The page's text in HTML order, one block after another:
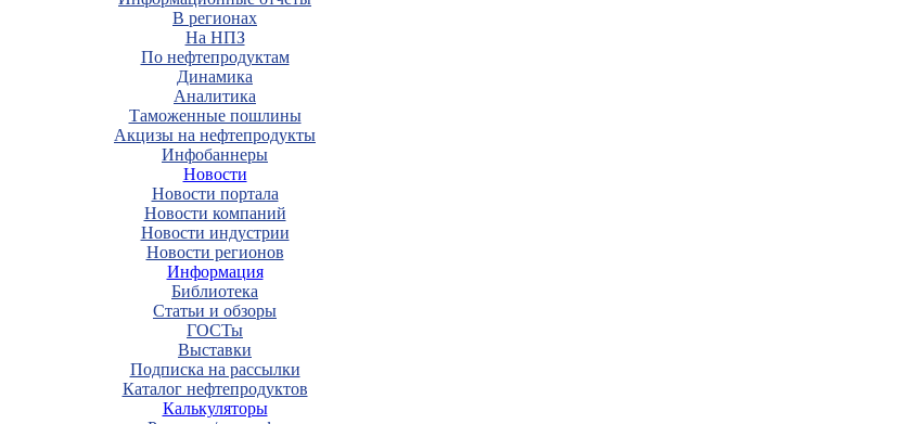
В регионах
На НПЗ
По нефтепродуктам
Динамика
Аналитика
Таможенные пошлины
Акцизы на нефтепродукты
Инфобаннеры
Новости
Новости портала
Новости компаний
Новости индустрии
Новости регионов
Информация
Библиотека
Статьи и обзоры
ГОСТы
Выставки
Подписка на рассылки
Каталог нефтепродуктов
Калькуляторы